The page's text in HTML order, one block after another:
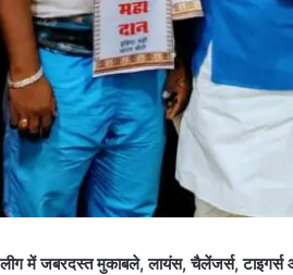
लीग में जबरदस्त मुकाबले, लायंस, चैलेंजर्स,